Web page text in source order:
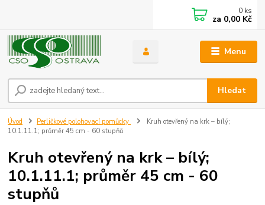
Menu
Hledat
0 ks
za 0,00 Kč
Úvod Perličkové polohovací pomůcky
Kruh otevřený na krk – bílý;
10.1.11.1; průměr 45 cm - 60 stupňů
Kruh otevřený na krk – bílý;
10.1.11.1; průměr 45 cm - 60
stupňů